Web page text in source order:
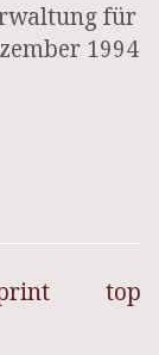
für
1994
top